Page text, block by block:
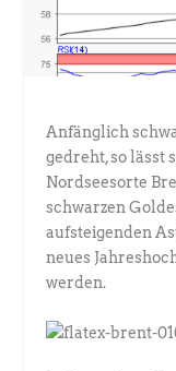
Anfänglich
gedreht, so lässt
Nordseesorte
schwarzen
aufsteigenden
neues
werden.